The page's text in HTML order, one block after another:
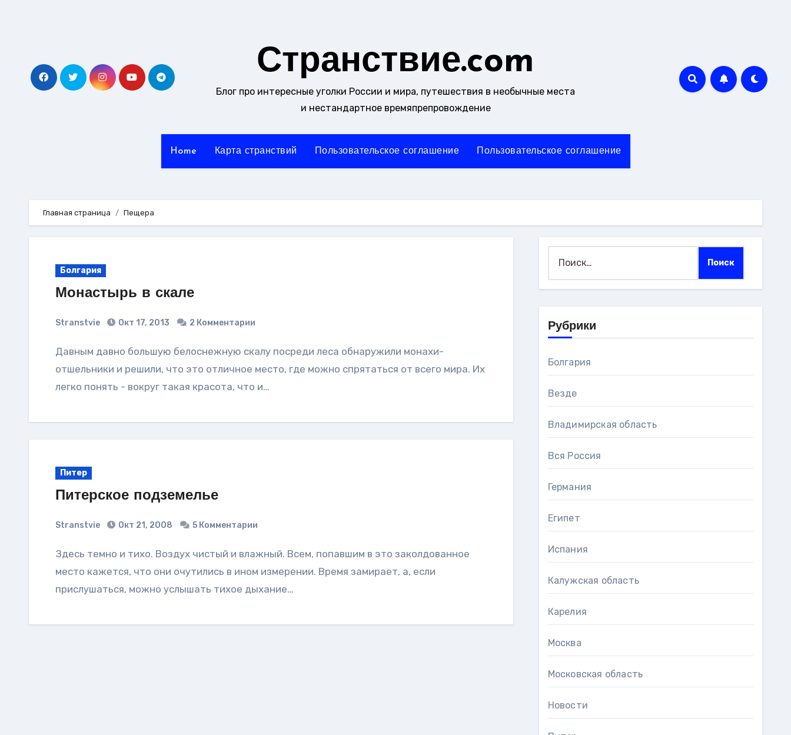
Странствие.com
Блог про интересные уголки России и мира, путешествия в необычные места
и нестандартное времяпрепровождение
Home Карта странствий Пользовательское соглашение Пользовательское соглашение
Главная страница Пещера
Болгария
Монастырь в скале
Stranstvie Окт 17, 2013 2 Комментарии
Давным давно большую белоснежную скалу посреди леса обнаружили монахи-
отшельники и решили, что это отличное место, где можно спрятаться от всего мира. Их
легко понять - вокруг такая красота, что и…
Питер
Питерское подземелье
Stranstvie Окт 21, 2008 5 Комментарии
Здесь темно и тихо. Воздух чистый и влажный. Всем, попавшим в это заколдованное
место кажется, что они очутились в ином измерении. Время замирает, а, если
прислушаться, можно услышать тихое дыхание…
Рубрики
Болгария
Везде
Владимирская область
Вся Россия
Германия
Египет
Испания
Калужская область
Карелия
Москва
Московская область
Новости